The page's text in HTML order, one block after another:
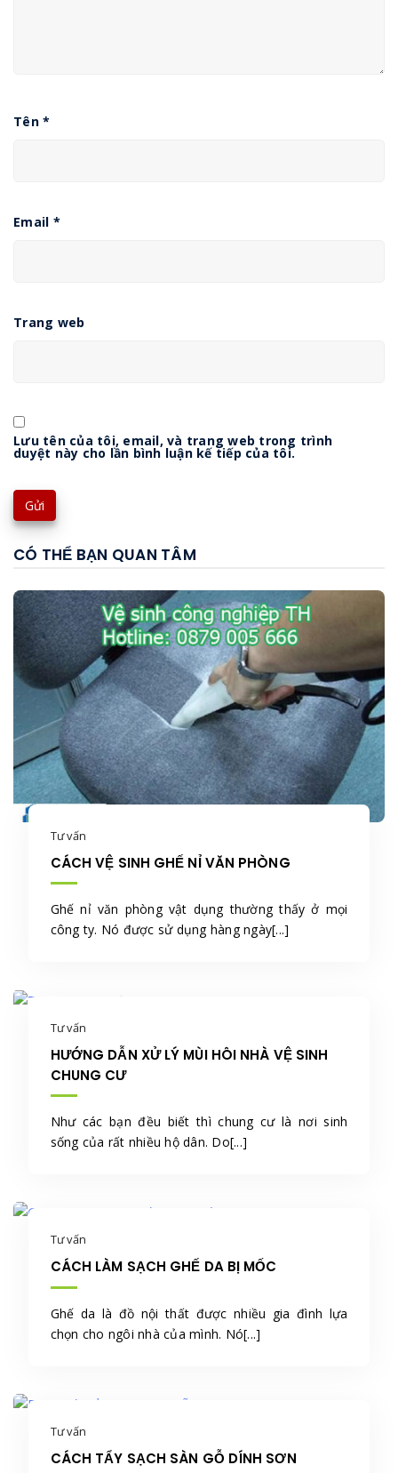
Tên *
Email *
Trang web
Lưu tên của tôi, email, và trang web trong trình
duyệt này cho lần bình luận kế tiếp của tôi.
CÓ THỂ BẠN QUAN TÂM
Tư vấn
CÁCH VỆ SINH GHẾ NỈ VĂN PHÒNG
Ghế nỉ văn phòng vật dụng thường thấy ở mọi
công ty. Nó được sử dụng hàng ngày[...]
Tư vấn
HƯỚNG DẪN XỬ LÝ MÙI HÔI NHÀ VỆ SINH
CHUNG CƯ
Như các bạn đều biết thì chung cư là nơi sinh
sống của rất nhiều hộ dân. Do[...]
Tư vấn
CÁCH LÀM SẠCH GHẾ DA BỊ MỐC
Ghế da là đồ nội thất được nhiều gia đình lựa
chọn cho ngôi nhà của mình. Nó[...]
Tư vấn
CÁCH TẨY SẠCH SÀN GỖ DÍNH SƠN